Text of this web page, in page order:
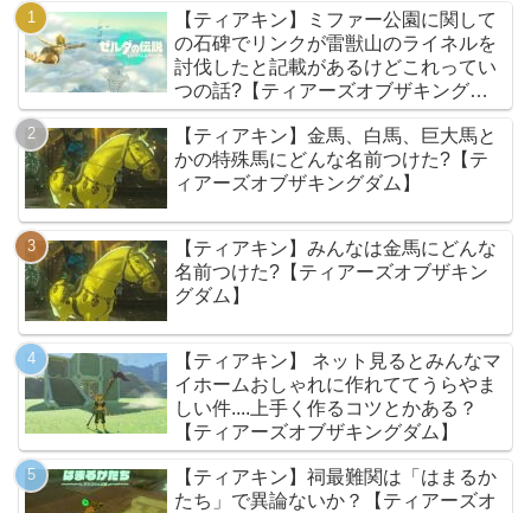
【ティアキン】ミファー公園に関して
の石碑でリンクが雷獣山のライネルを
討伐したと記載があるけどこれってい
つの話?【ティアーズオブザキングダ
ム】
【ティアキン】金馬、白馬、巨大馬と
かの特殊馬にどんな名前つけた?【テ
ィアーズオブザキングダム】
【ティアキン】みんなは金馬にどんな
名前つけた?【ティアーズオブザキン
グダム】
【ティアキン】 ネット見るとみんなマ
イホームおしゃれに作れててうらやま
しい件....上手く作るコツとかある？
【ティアーズオブザキングダム】
【ティアキン】祠最難関は「はまるか
たち」で異論ないか？【ティアーズオ